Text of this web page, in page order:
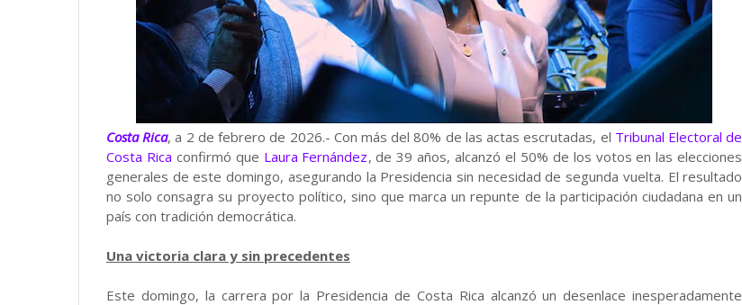
Costa Rica, a 2 de febrero de 2026.- Con más del 80% de las actas escrutadas, el Tribunal Electoral de
Costa Rica confirmó que Laura Fernández, de 39 años, alcanzó el 50% de los votos en las elecciones
generales de este domingo, asegurando la Presidencia sin necesidad de segunda vuelta. El resultado
no solo consagra su proyecto político, sino que marca un repunte de la participación ciudadana en un
país con tradición democrática.
Una victoria clara y sin precedentes
Este domingo, la carrera por la Presidencia de Costa Rica alcanzó un desenlace inesperadamente